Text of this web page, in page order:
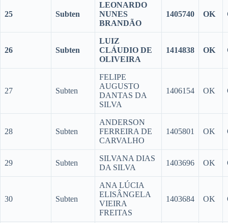
25 Subten
LEONARDO
NUNES
BRANDÃO
1405740 OK
26 Subten
LUIZ
CLÁUDIO DE
OLIVEIRA
1414838 OK
27 Subten
FELIPE
AUGUSTO
DANTAS DA
SILVA
1406154 OK
28 Subten
ANDERSON
FERREIRA DE
CARVALHO
1405801 OK
29 Subten
SILVANA DIAS
DA SILVA
1403696 OK
30 Subten
ANA LÚCIA
ELISÂNGELA
VIEIRA
FREITAS
1403684 OK